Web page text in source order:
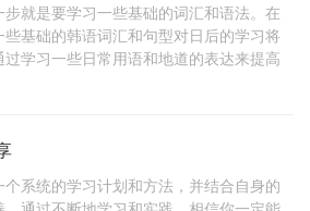
就是要学习一些基础的词汇和语法。在
基础的韩语词汇和句型对日后的学习将
学习一些日常用语和地道的表达来提高
系统的学习计划和方法，并结合自身的